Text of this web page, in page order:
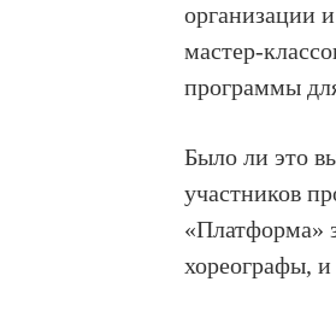
организации
мастер-
программы
Было ли это
участников
«Платформа»
хореографы,